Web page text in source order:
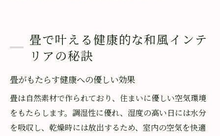
畳で叶える健康的な和風インテ
リアの秘訣
畳がもたらす健康への優しい効果
畳は自然素材で作られており、住まいに優しい空気環境
をもたらします。調湿性に優れ、湿度の高い日には水分
を吸収し、乾燥時には放出するため、室内の空気を快適